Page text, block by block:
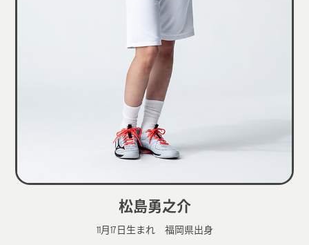
松島勇之介
11月17日生まれ 福岡県出身